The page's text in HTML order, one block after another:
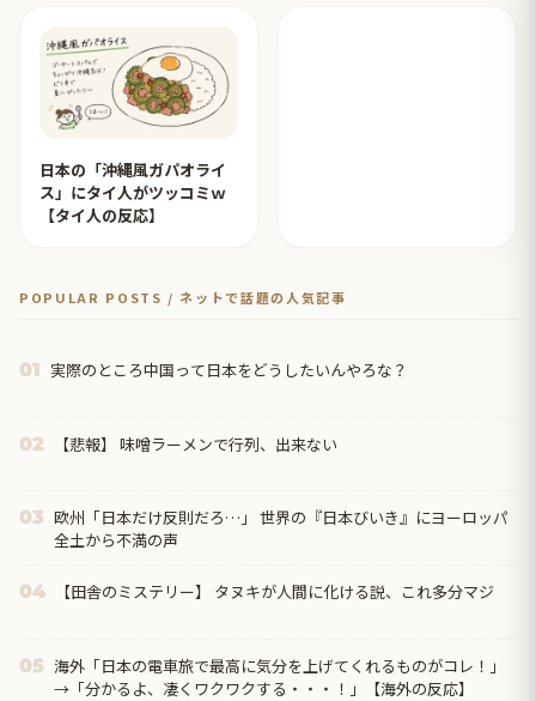
日本の「沖縄風ガパオライ
ス」にタイ人がツッコミｗ
【タイ人の反応】
POPULAR POSTS / ネットで話題の人気記事
01 実際のところ中国って日本をどうしたいんやろな？
02 【悲報】 味噌ラーメンで行列、出来ない
03 欧州「日本だけ反則だろ…」 世界の『日本びいき』にヨーロッパ
全土から不満の声
04 【田舎のミステリー】 タヌキが人間に化ける説、これ多分マジ
05 海外「日本の電車旅で最高に気分を上げてくれるものがコレ！」
→「分かるよ、凄くワクワクする・・・！」【海外の反応】